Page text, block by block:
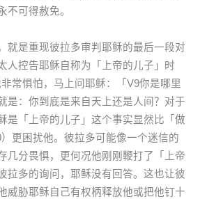
不可得赦免。
就是重现彼拉多审判耶稣的最后一段对
人控告耶稣自称为「上帝的儿子」时
非常惧怕，马上问耶稣：「V9你是哪里
是：你到底是来自天上还是人间？对于
是「上帝的儿子」这个事实显然比「做
更困扰他。彼拉多可能像一个迷信的
几分畏惧，更何况他刚刚鞭打了「上帝
拉多的询问，耶稣没有回答。这也让彼
威胁耶稣自己有权柄释放他或把他钉十